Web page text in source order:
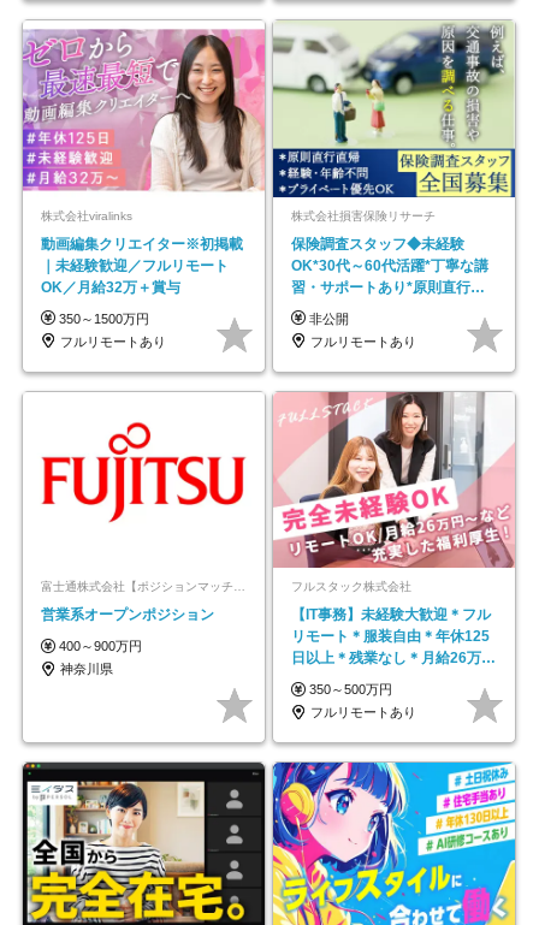
株式会社viralinks
動画編集クリエイター※初掲載
｜未経験歓迎／フルリモート
OK／月給32万＋賞与
350～1500万円
フルリモートあり
株式会社損害保険リサーチ
保険調査スタッフ◆未経験
OK*30代～60代活躍*丁寧な講
習・サポートあり*原則直行直
帰／全国募集・業務委託
非公開
フルリモートあり
富士通株式会社【ポジションマッチ登録】
営業系オープンポジション
400～900万円
神奈川県
フルスタック株式会社
【IT事務】未経験大歓迎＊フル
リモート＊服装自由＊年休125
日以上＊残業なし＊月給26万円
以上
350～500万円
フルリモートあり